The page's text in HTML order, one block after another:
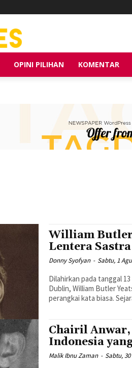
OPINI PILIHAN KOMENTAR
William Butler
Lentera
Donny Syofyan - Sabtu, 1
Dilahirkan pada tanggal
Dublin, William Butler
perangkai kata biasa.
Chairil
Indonesia
Malik Ibnu Zaman - Sabtu,